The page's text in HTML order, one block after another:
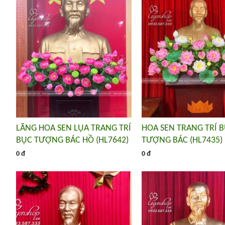
LÃNG HOA SEN LỤA TRANG TRÍ
BỤC TƯỢNG BÁC HỒ (HL7642)
0 đ
HOA SEN TRANG TRÍ
TƯỢNG BÁC (HL7435)
0 đ